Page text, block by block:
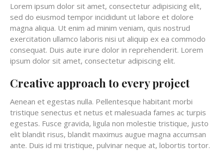
Lorem ipsum dolor sit amet, consectetur adipisicing elit,
sed do eiusmod tempor incididunt ut labore et dolore
magna aliqua. Ut enim ad minim veniam, quis nostrud
exercitation ullamco laboris nisi ut aliquip ex ea commodo
consequat. Duis aute irure dolor in reprehenderit. Lorem
ipsum dolor sit amet, consectetur adipiscing elit.
Creative approach to every project
Aenean et egestas nulla. Pellentesque habitant morbi
tristique senectus et netus et malesuada fames ac turpis
egestas. Fusce gravida, ligula non molestie tristique, justo
elit blandit risus, blandit maximus augue magna accumsan
ante. Duis id mi tristique, pulvinar neque at, lobortis tortor.